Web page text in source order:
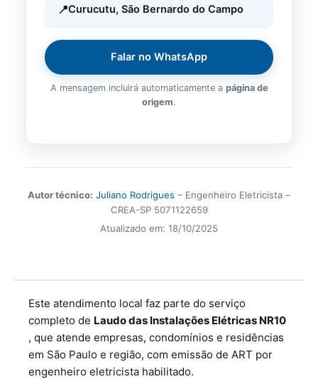
Curucutu, São Bernardo do Campo
Falar no WhatsApp
A mensagem incluirá automaticamente a página de
origem.
Autor técnico: Juliano Rodrigues – Engenheiro Eletricista –
CREA-SP 5071122659
Atualizado em: 18/10/2025
Este atendimento local faz parte do serviço
completo de Laudo das Instalações Elétricas NR10
, que atende empresas, condomínios e residências
em São Paulo e região, com emissão de ART por
engenheiro eletricista habilitado.